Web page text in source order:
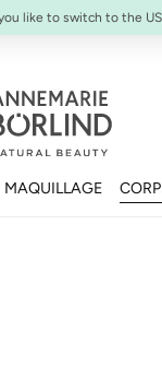
like to switch to the
MAQUILLAGE